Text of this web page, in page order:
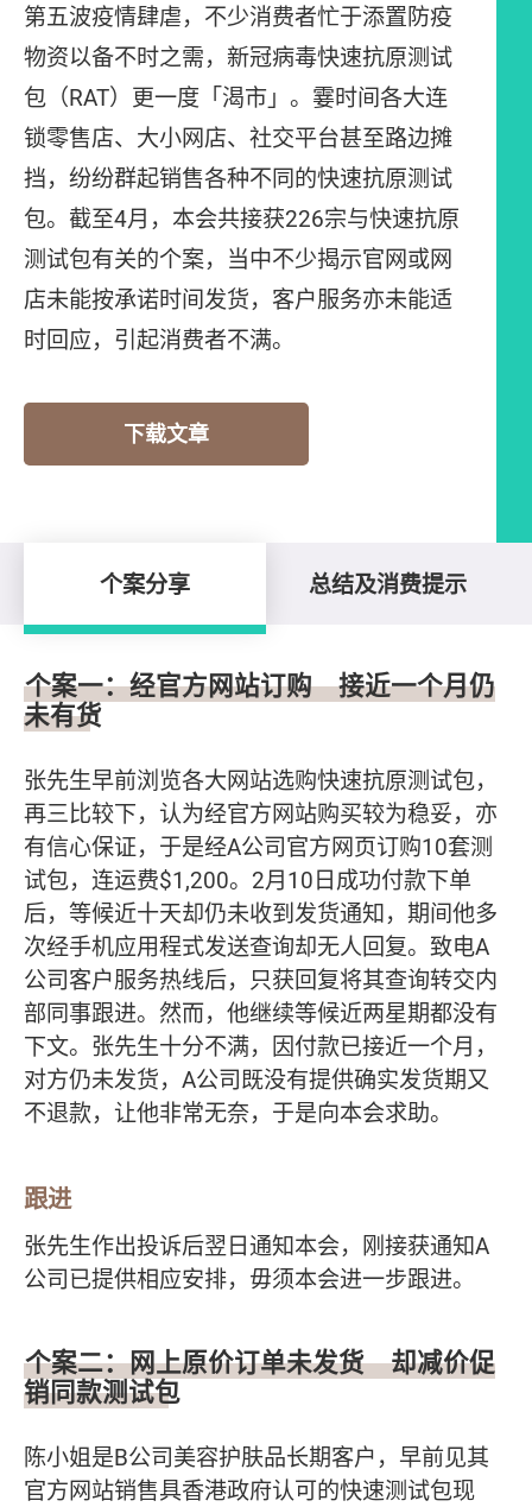
第五波疫情肆虐，不少消费者忙于添置防疫
物资以备不时之需，新冠病毒快速抗原测试
包（RAT）更一度「渴市」。霎时间各大连
锁零售店、大小网店、社交平台甚至路边摊
挡，纷纷群起销售各种不同的快速抗原测试
包。截至4月，本会共接获226宗与快速抗原
测试包有关的个案，当中不少揭示官网或网
店未能按承诺时间发货，客户服务亦未能适
时回应，引起消费者不满。
下载文章
个案分享 总结及消费提示
个案分享
个案一：经官方网站订购 接近一个月仍
未有货
张先生早前浏览各大网站选购快速抗原测试包，
再三比较下，认为经官方网站购买较为稳妥，亦
有信心保证，于是经A公司官方网页订购10套测
试包，连运费$1,200。2月10日成功付款下单
后，等候近十天却仍未收到发货通知，期间他多
次经手机应用程式发送查询却无人回复。致电A
公司客户服务热线后，只获回复将其查询转交内
部同事跟进。然而，他继续等候近两星期都没有
下文。张先生十分不满，因付款已接近一个月，
对方仍未发货，A公司既没有提供确实发货期又
不退款，让他非常无奈，于是向本会求助。
跟进
张先生作出投诉后翌日通知本会，刚接获通知A
公司已提供相应安排，毋须本会进一步跟进。
个案二：网上原价订单未发货 却减价促
销同款测试包
陈小姐是B公司美容护肤品长期客户，早前见其
官方网站销售具香港政府认可的快速测试包现